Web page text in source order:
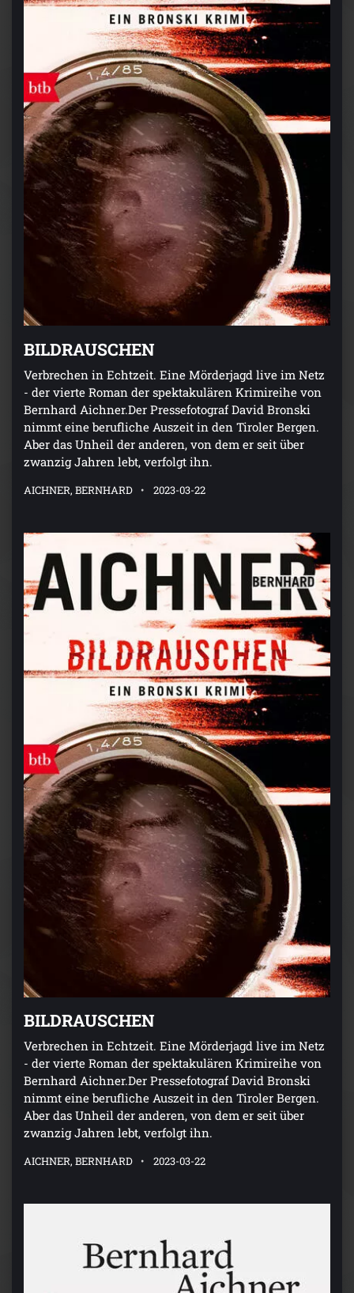
BILDRAUSCHEN
Verbrechen in Echtzeit. Eine Mörderjagd live im Netz
- der vierte Roman der spektakulären Krimireihe von
Bernhard Aichner.Der Pressefotograf David Bronski
nimmt eine berufliche Auszeit in den Tiroler Bergen.
Aber das Unheil der anderen, von dem er seit über
zwanzig Jahren lebt, verfolgt ihn.
AICHNER, BERNHARD 2023-03-22
BILDRAUSCHEN
Verbrechen in Echtzeit. Eine Mörderjagd live im Netz
- der vierte Roman der spektakulären Krimireihe von
Bernhard Aichner.Der Pressefotograf David Bronski
nimmt eine berufliche Auszeit in den Tiroler Bergen.
Aber das Unheil der anderen, von dem er seit über
zwanzig Jahren lebt, verfolgt ihn.
AICHNER, BERNHARD 2023-03-22